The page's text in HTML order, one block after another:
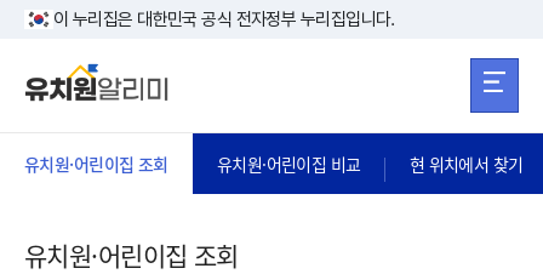
본문 바로가기
이 누리집은 대한민국 공식 전자정부 누리집입니다.
유치원·어린이집 조회 유치원·어린이집 비교 현 위치에서 찾기
유치원·어린이집 조회